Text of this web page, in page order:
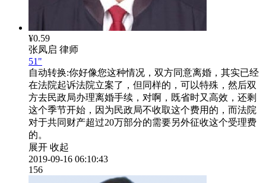
¥0.59
张凤启 律师
51"
自动转换:你好像您这种情况，双方同意离婚，其实已经
在法院起诉法院立案了，但同样的，可以特殊，然后双
方去民政局办理离婚手续，对啊，既省时又高效，还剩
这个季节开始，因为民政局不收取这个费用的，而法院
对于共同财产超过20万部分的需要另外征收这个受理费
的。
展开 收起
2019-09-16 06:10:43
156